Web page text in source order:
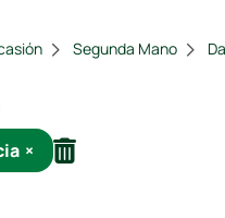
Segunda Mano
×